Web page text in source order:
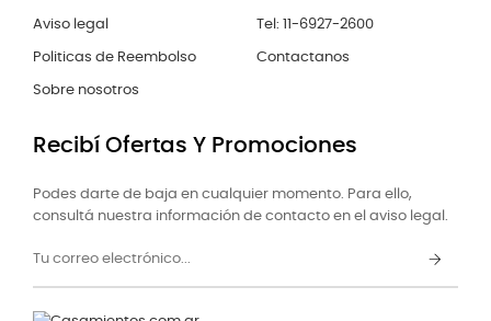
Aviso legal
Politicas de Reembolso
Sobre nosotros
Tel: 11-6927-2600
Contactanos
Recibí Ofertas Y Promociones
Podes darte de baja en cualquier momento. Para ello,
consultá nuestra información de contacto en el aviso legal.